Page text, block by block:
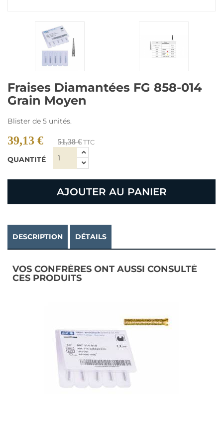
Fraises Diamantées FG 858-014
Grain Moyen
Blister de 5 unités.
39,13 € 51,38 €TTC
QUANTITÉ
AJOUTER AU PANIER
DESCRIPTION DÉTAILS
VOS CONFRÈRES ONT AUSSI CONSULTÉ
CES PRODUITS